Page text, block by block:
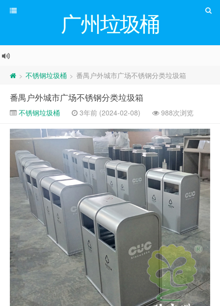
广州垃圾桶
> 不锈钢垃圾桶 > 番禺户外城市广场不锈钢分类垃圾箱
番禺户外城市广场不锈钢分类垃圾箱
不锈钢垃圾桶 3年前 (2024-02-08) 988次浏览